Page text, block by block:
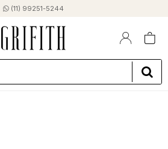
(11) 99251-5244